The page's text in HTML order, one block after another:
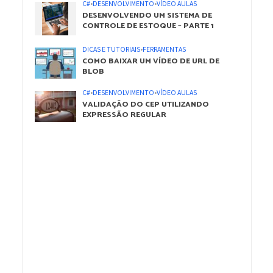
C#•DESENVOLVIMENTO•VÍDEO AULAS
DESENVOLVENDO UM SISTEMA DE
CONTROLE DE ESTOQUE – PARTE 1
DICAS E TUTORIAIS•FERRAMENTAS
COMO BAIXAR UM VÍDEO DE URL DE
BLOB
C#•DESENVOLVIMENTO•VÍDEO AULAS
VALIDAÇÃO DO CEP UTILIZANDO
EXPRESSÃO REGULAR